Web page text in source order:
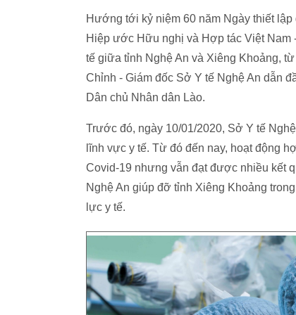
Hướng tới kỷ niệm 60 năm Ngày thiết
Hiệp ước Hữu nghị và Hợp tác Việt Nam
tế giữa tỉnh Nghệ An và Xiêng Khoảng,
Chỉnh - Giám đốc Sở Y tế Nghệ An dẫn
Dân chủ Nhân dân Lào.
Trước đó, ngày 10/01/2020, Sở Y tế
lĩnh vực y tế. Từ đó đến nay, hoạt động
Covid-19 nhưng vẫn đạt được nhiều kết
Nghệ An giúp đỡ tỉnh Xiêng Khoảng
lực y tế.